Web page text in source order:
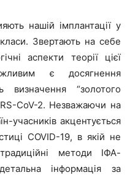
нашій імплантації у
Звертають на себе
аспекти теорії цієї
є досягнення
визначення “золотого
CoV-2. Незважаючи на
учасників акцентується
COVID-19, в якій не
методи ІФА-
інформація за